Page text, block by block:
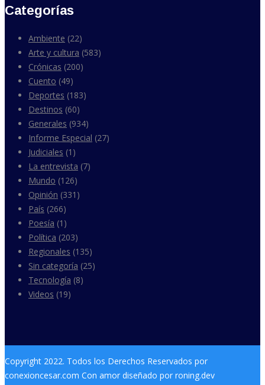
Categorías
Ambiente (22)
Arte y cultura (583)
Crónicas (200)
Cuento (49)
Deportes (183)
Destinos (60)
Generales (934)
Informe Especial (27)
Judiciales (1)
La entrevista (7)
Mundo (126)
Opinión (331)
País (266)
Poesía (1)
Política (203)
Regionales (135)
Sin categoría (25)
Tecnología (8)
Videos (19)
Copyright 2022. Todos los Derechos Reservados por
conexioncesar.com Con amor diseñado por roning.dev